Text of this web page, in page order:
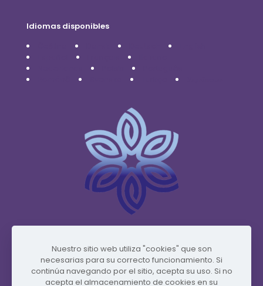
Idiomas disponibles
www.vidafyglobal.com
Nuestro sitio web utiliza "cookies" que son
necesarias para su correcto funcionamiento. Si
continúa navegando por el sitio, acepta su uso. Si no
acepta el almacenamiento de cookies en su